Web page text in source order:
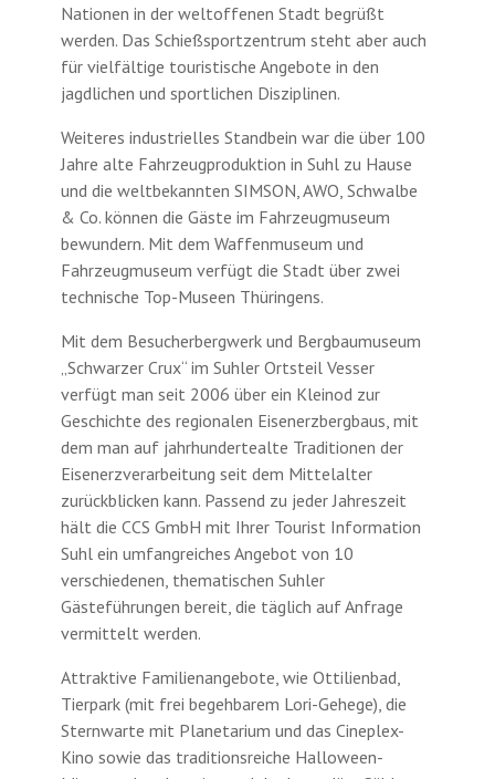
Nationen in der weltoffenen Stadt begrüßt
werden. Das Schießsportzentrum steht aber auch
für vielfältige touristische Angebote in den
jagdlichen und sportlichen Disziplinen.
Weiteres industrielles Standbein war die über 100
Jahre alte Fahrzeugproduktion in Suhl zu Hause
und die weltbekannten SIMSON, AWO, Schwalbe
& Co. können die Gäste im Fahrzeugmuseum
bewundern. Mit dem Waffenmuseum und
Fahrzeugmuseum verfügt die Stadt über zwei
technische Top-Museen Thüringens.
Mit dem Besucherbergwerk und Bergbaumuseum
„Schwarzer Crux“ im Suhler Ortsteil Vesser
verfügt man seit 2006 über ein Kleinod zur
Geschichte des regionalen Eisenerzbergbaus, mit
dem man auf jahrhundertealte Traditionen der
Eisenerzverarbeitung seit dem Mittelalter
zurückblicken kann. Passend zu jeder Jahreszeit
hält die CCS GmbH mit Ihrer Tourist Information
Suhl ein umfangreiches Angebot von 10
verschiedenen, thematischen Suhler
Gästeführungen bereit, die täglich auf Anfrage
vermittelt werden.
Attraktive Familienangebote, wie Ottilienbad,
Tierpark (mit frei begehbarem Lori-Gehege), die
Sternwarte mit Planetarium und das Cineplex-
Kino sowie das traditionsreiche Halloween-